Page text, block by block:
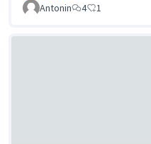
Antonin 4 1